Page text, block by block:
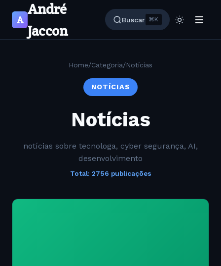
A
André
Jaccon
Buscar ⌘K
Home/Categoria/Notícias
NOTÍCIAS
Notícias
notícias sobre tecnologa, cyber segurança, AI,
desenvolvimento
Total: 2756 publicações